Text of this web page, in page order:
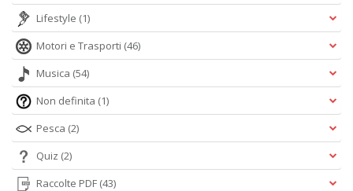
Lifestyle (1)
Motori e Trasporti (46)
Musica (54)
Non definita (1)
Pesca (2)
Quiz (2)
Raccolte PDF (43)